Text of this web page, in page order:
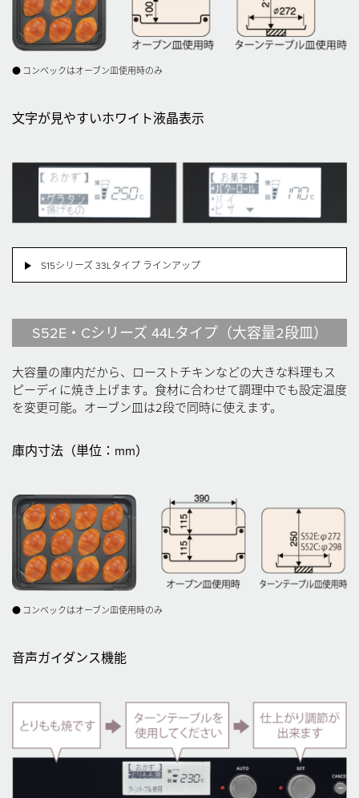
● コンベックはオーブン皿使用時のみ
文字が見やすいホワイト液晶表示
S15シリーズ 33Lタイプ ラインアップ
S52E・Cシリーズ 44Lタイプ（大容量2段皿）
大容量の庫内だから、ローストチキンなどの大きな料理もス
ピーディに焼き上げます。食材に合わせて調理中でも設定温度
を変更可能。オーブン皿は2段で同時に使えます。
庫内寸法（単位：mm）
● コンベックはオーブン皿使用時のみ
音声ガイダンス機能